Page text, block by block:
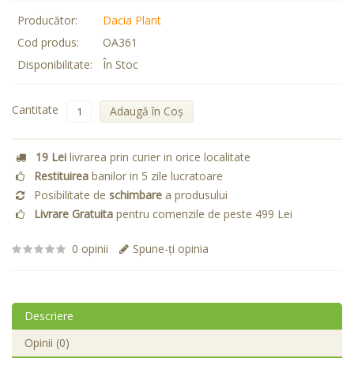
Producător:
Dacia Plant
Cod produs:
OA361
Disponibilitate:
În Stoc
Cantitate Adaugă în Coş
19 Lei livrarea prin curier in orice localitate
Restituirea banilor in 5 zile lucratoare
Posibilitate de schimbare a produsului
Livrare Gratuita pentru comenzile de peste 499 Lei
0 opinii Spune-ţi opinia
Descriere
Opinii (0)